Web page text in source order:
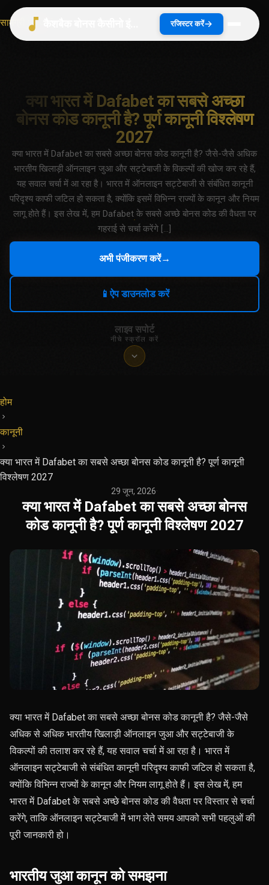
सामग्री पर जाएं रजिस्टर करें
क्या भारत में Dafabet का सबसे अच्छा
बोनस कोड कानूनी है? पूर्ण कानूनी विश्लेषण
2027
क्या भारत में Dafabet का सबसे अच्छा बोनस कोड कानूनी है? जैसे-जैसे अधिक
भारतीय खिलाड़ी ऑनलाइन जुआ और सट्टेबाजी के विकल्पों की खोज कर रहे हैं,
यह सवाल चर्चा में आ रहा है। भारत में ऑनलाइन सट्टेबाजी से संबंधित कानूनी
परिदृश्य काफी जटिल हो सकता है, क्योंकि इसमें विभिन्न राज्यों के कानून और नियम
लागू होते हैं। इस लेख में, हम Dafabet के सबसे अच्छे बोनस कोड की वैधता पर
गहराई से चर्चा करेंगे […]
अभी पंजीकरण करें→
📱ऐप डाउनलोड करें
लाइव सपोर्ट
नीचे स्क्रॉल करें
होम
कानूनी
क्या भारत में Dafabet का सबसे अच्छा बोनस कोड कानूनी है? पूर्ण कानूनी
विश्लेषण 2027
29 जून, 2026·
क्या भारत में Dafabet का सबसे अच्छा बोनस
कोड कानूनी है? पूर्ण कानूनी विश्लेषण 2027
क्या भारत में Dafabet का सबसे अच्छा बोनस कोड कानूनी है? जैसे-जैसे
अधिक से अधिक भारतीय खिलाड़ी ऑनलाइन जुआ और सट्टेबाजी के
विकल्पों की तलाश कर रहे हैं, यह सवाल चर्चा में आ रहा है। भारत में
ऑनलाइन सट्टेबाजी से संबंधित कानूनी परिदृश्य काफी जटिल हो सकता है,
क्योंकि विभिन्न राज्यों के कानून और नियम लागू होते हैं। इस लेख में, हम
भारत में Dafabet के सबसे अच्छे बोनस कोड की वैधता पर विस्तार से चर्चा
करेंगे, ताकि ऑनलाइन सट्टेबाजी में भाग लेते समय आपको सभी पहलुओं की
पूरी जानकारी हो।
भारतीय जुआ कानून को समझना